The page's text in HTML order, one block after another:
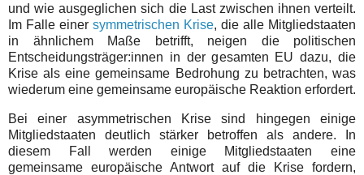
und wie ausgeglichen sich die Last zwischen ihnen verteilt.
Im Falle einer symmetrischen Krise, die alle Mitgliedstaaten
in ähnlichem Maße betrifft, neigen die politischen
Entscheidungsträger:innen in der gesamten EU dazu, die
Krise als eine gemeinsame Bedrohung zu betrachten, was
wiederum eine gemeinsame europäische Reaktion erfordert.
Bei einer asymmetrischen Krise sind hingegen einige
Mitgliedstaaten deutlich stärker betroffen als andere. In
diesem Fall werden einige Mitgliedstaaten eine
gemeinsame europäische Antwort auf die Krise fordern,